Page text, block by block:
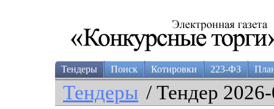
Тендеры Поиск Котировки 223-ФЗ
Тендеры / Тендер